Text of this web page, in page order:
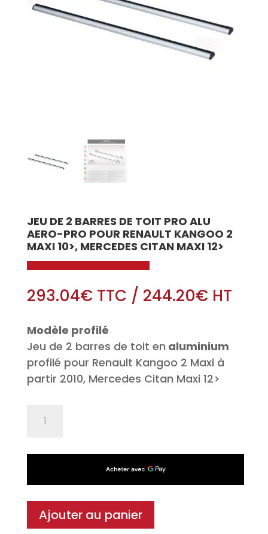
JEU DE 2 BARRES DE TOIT PRO ALU
AERO-PRO POUR RENAULT KANGOO 2
MAXI 10>, MERCEDES CITAN MAXI 12>
293.04€TTC / 244.20€HT
Modèle profilé
Jeu de 2 barres de toit en aluminium
profilé pour Renault Kangoo 2 Maxi à
partir 2010, Mercedes Citan Maxi 12>
toit
Ajouter au panier